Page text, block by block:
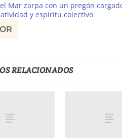
Mar zarpa con un pregón
y espíritu colectivo
RELACIONADOS